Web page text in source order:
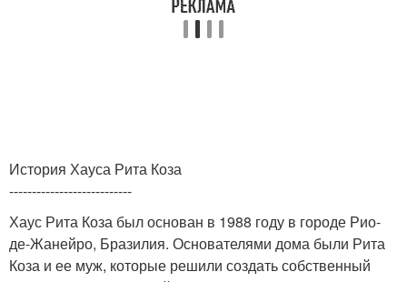
История Хауса Рита Коза
---------------------------
Хаус Рита Коза был основан в 1988 году в городе Рио-
де-Жанейро, Бразилия. Основателями дома были Рита
Коза и ее муж, которые решили создать собственный